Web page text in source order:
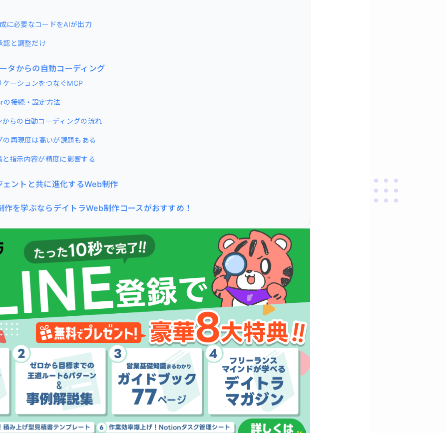
に必要なコードをAIが出力
認と調整だけ
タからの自動コーディング
ケーションをつなぐMCP
接続・設定方法
らの自動コーディングの流れ
の再現度は高いが課題もある
指示内容が精度に影響する
ェントと共に進化するWeb制作
を学ぶならデイトラWeb制作コースがおすすめ！